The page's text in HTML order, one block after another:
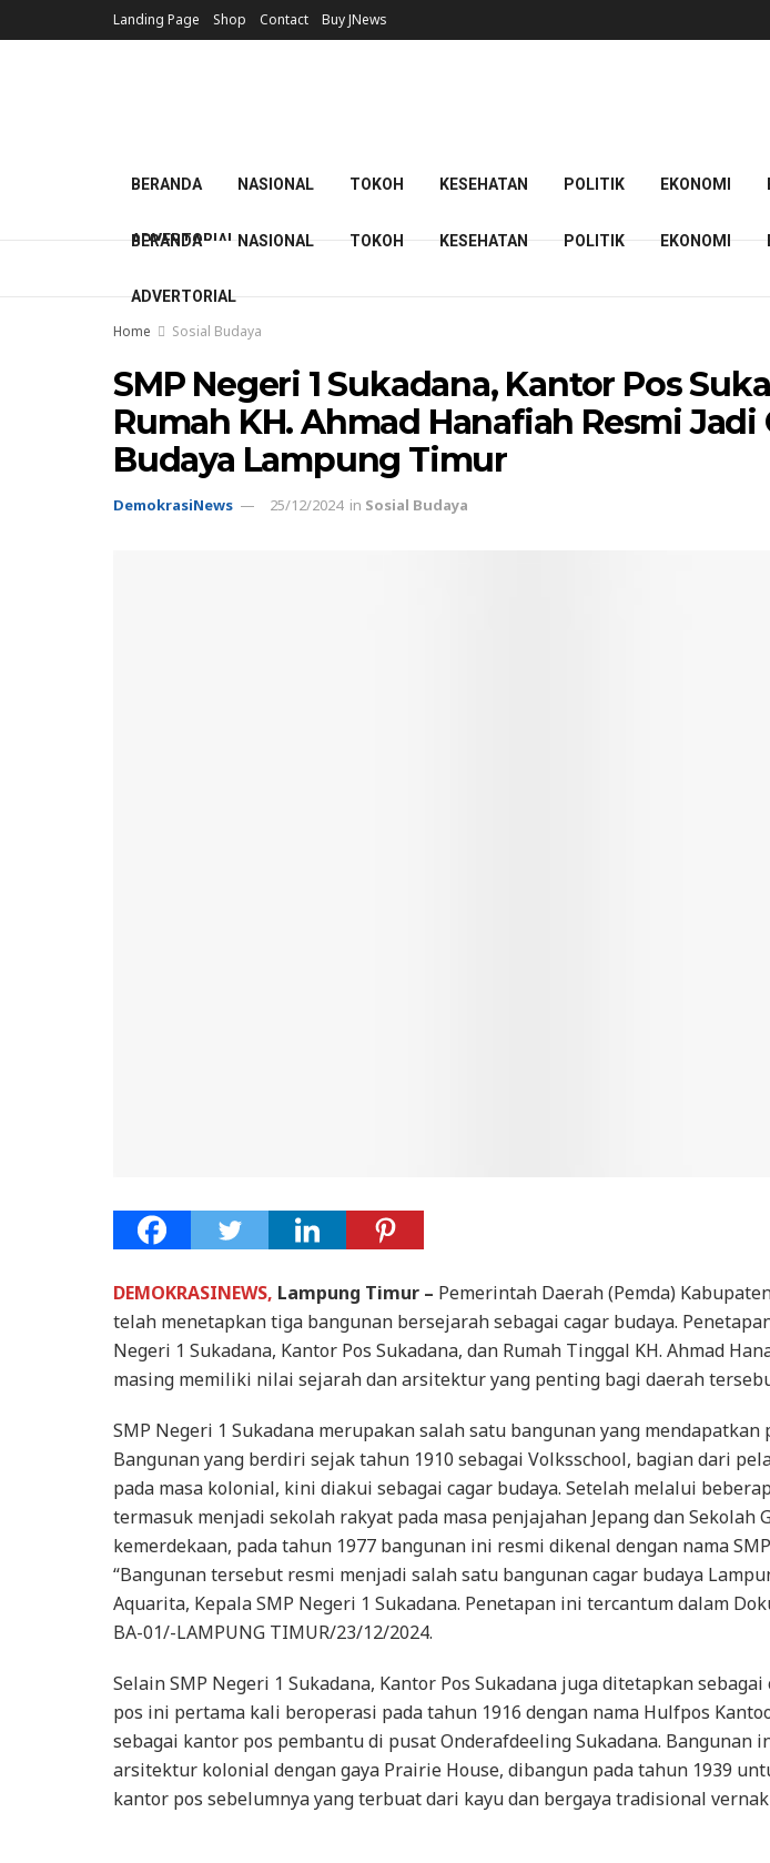
Landing Page Shop Contact Buy JNews
BERANDA NASIONAL TOKOH KESEHATAN POLITIK EKONOMI
ADVERTORIAL
BERANDA NASIONAL TOKOH KESEHATAN POLITIK EKONOMI
ADVERTORIAL
Home Sosial Budaya
SMP Negeri 1 Sukadana, Kantor Pos
Rumah KH. Ahmad Hanafiah Resmi Jadi
Budaya Lampung Timur
DemokrasiNews 25/12/2024 in Sosial Budaya
DEMOKRASINEWS, Lampung Timur – Pemerintah Daerah (Pemda)
telah menetapkan tiga bangunan bersejarah sebagai cagar budaya.
Negeri 1 Sukadana, Kantor Pos Sukadana, dan Rumah Tinggal KH. Ahmad
masing memiliki nilai sejarah dan arsitektur yang penting bagi daerah
SMP Negeri 1 Sukadana merupakan salah satu bangunan yang mendapatkan
Bangunan yang berdiri sejak tahun 1910 sebagai Volksschool, bagian dari
pada masa kolonial, kini diakui sebagai cagar budaya. Setelah melalui
termasuk menjadi sekolah rakyat pada masa penjajahan Jepang dan Sekolah
kemerdekaan, pada tahun 1977 bangunan ini resmi dikenal dengan nama
“Bangunan tersebut resmi menjadi salah satu bangunan cagar budaya
Aquarita, Kepala SMP Negeri 1 Sukadana. Penetapan ini tercantum dalam
BA-01/-LAMPUNG TIMUR/23/12/2024.
Selain SMP Negeri 1 Sukadana, Kantor Pos Sukadana juga ditetapkan
pos ini pertama kali beroperasi pada tahun 1916 dengan nama Hulfpos
sebagai kantor pos pembantu di pusat Onderafdeeling Sukadana. Bangunan
arsitektur kolonial dengan gaya Prairie House, dibangun pada tahun 1939
kantor pos sebelumnya yang terbuat dari kayu dan bergaya tradisional